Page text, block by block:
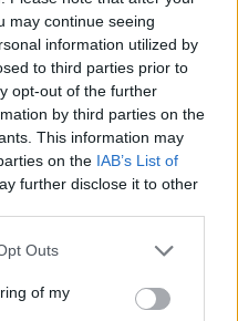
may continue seeing
information utilized by
to third parties prior to
opt-out of the further
by third parties on the
This information may
on the IAB’s List of
further disclose it to other
uses one or more Google
You may click to
its third-party tags to
Outs
of my
folyamatosan
saját bevallása szerint
a forgatáson betöltött
„Rendezői
tudtam, hogy ha egy
szereplőként nekem
lenni, épp ezért
volna. Ugyanakkor
azért, ami a kamera